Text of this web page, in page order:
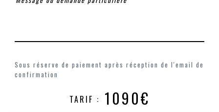
Sous réserve de paiement après réception de l'email de
confirmation
TARIF : 1090€